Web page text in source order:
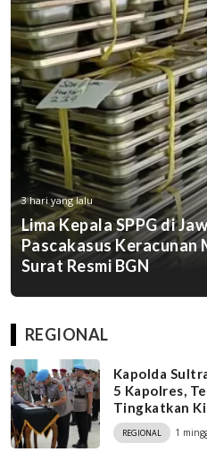
3 hari yang lalu
Lima Kepala SPPG di
Pascakasus Keracunan
Surat Resmi BGN
REGIONAL
Kapolda
5 Kapolres,
Tingkatkan
REGIONAL 1